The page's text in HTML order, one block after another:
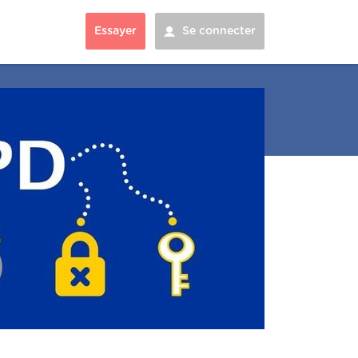
Essayer Se connecter